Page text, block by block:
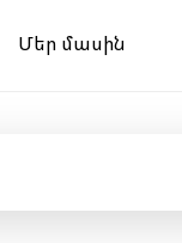
Մեր մասին